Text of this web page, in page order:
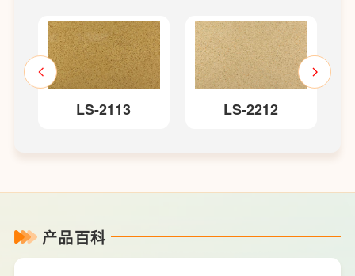
LS-2113 LS-2212
产品百科